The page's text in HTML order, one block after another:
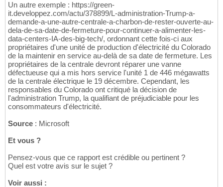
Un autre exemple : https://green-
it.developpez.com/actu/378899/L-administration-Trump-a-
demande-a-une-autre-centrale-a-charbon-de-rester-ouverte-au-
dela-de-sa-date-de-fermeture-pour-continuer-a-alimenter-les-
data-centers-IA-des-big-tech/, ordonnant cette fois-ci aux
propriétaires d'une unité de production d'électricité du Colorado
de la maintenir en service au-delà de sa date de fermeture. Les
propriétaires de la centrale devront réparer une vanne
défectueuse qui a mis hors service l'unité 1 de 446 mégawatts
de la centrale électrique le 19 décembre. Cependant, les
responsables du Colorado ont critiqué la décision de
l'administration Trump, la qualifiant de préjudiciable pour les
consommateurs d'électricité.
Source : Microsoft
Et vous ?
Pensez-vous que ce rapport est crédible ou pertinent ?
Quel est votre avis sur le sujet ?
Voir aussi :